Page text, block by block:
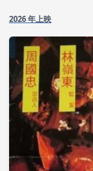
2026 年上映